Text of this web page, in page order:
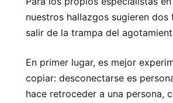
nuestros hallazgos sugieren dos
salir de la trampa del
En primer lugar, es mejor
copiar: desconectarse es
hace retroceder a una persona,